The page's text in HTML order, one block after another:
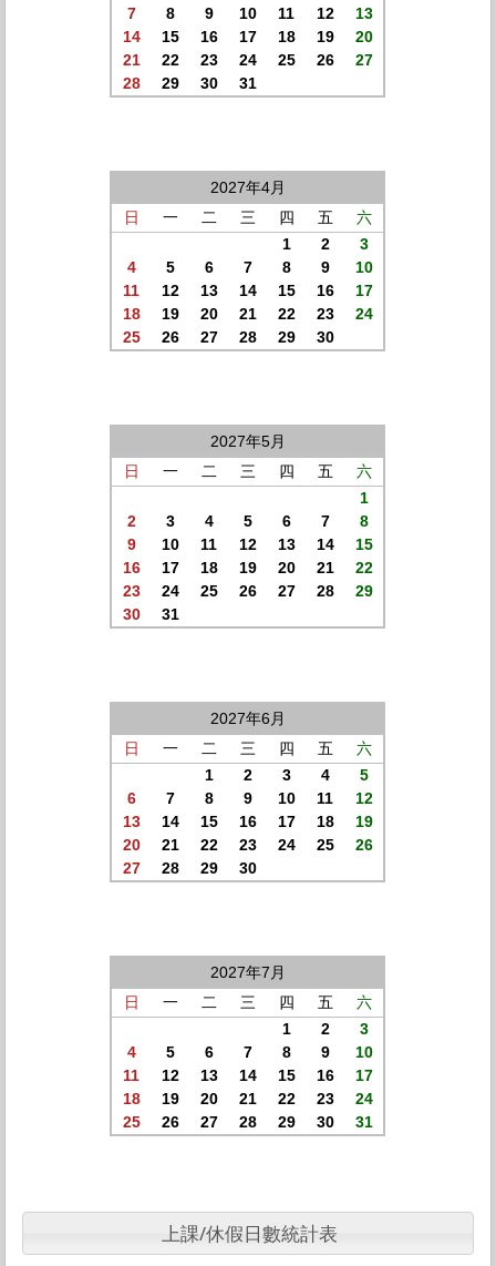
7
8 9 10 11 12
13
14
15 16 17 18 19
20
21
22 23 24 25 26
27
28
29 30 31
2027年4月
日
一 二 三 四 五
六
1
2
3
4
5 6 7 8 9
10
11
12 13 14 15 16
17
18
19 20 21 22 23
24
25
26 27 28 29 30
2027年5月
日
一 二 三 四 五
六
1
2
3 4 5 6 7
8
9
10 11 12 13 14
15
16
17 18 19 20 21
22
23
24 25 26 27 28
29
30
31
2027年6月
日
一 二 三 四 五
六
1
2 3 4
5
6
7 8 9 10 11
12
13
14 15 16 17 18
19
20
21 22 23 24 25
26
27
28 29 30
2027年7月
日
一 二 三 四 五
六
1
2
3
4
5 6 7 8 9
10
11
12 13 14 15 16
17
18
19 20 21 22 23
24
25
26 27 28 29 30 31
上課/休假日數統計表